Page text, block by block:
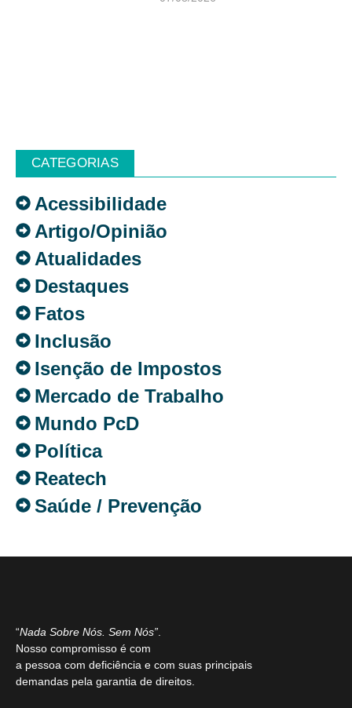
CATEGORIAS
Acessibilidade
Artigo/Opinião
Atualidades
Destaques
Fatos
Inclusão
Isenção de Impostos
Mercado de Trabalho
Mundo PcD
Política
Reatech
Saúde / Prevenção
“Nada Sobre Nós. Sem Nós”
Nosso compromisso é com
a pessoa com deficiência e com suas principais
demandas pela garantia de direitos.